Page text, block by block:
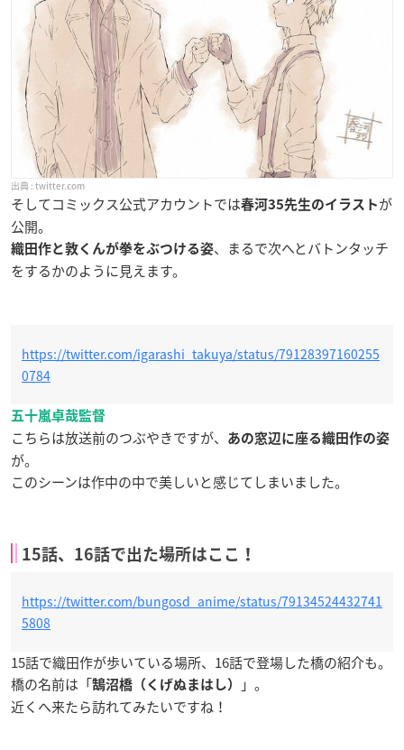
twitter.com
そしてコミックス公式アカウントでは春河35先生のイラスト が
公開。
織田作と敦くんが拳をぶつける姿、まるで次へとバトンタッチ
をするかのように見えます。
https://twitter.com/igarashi_takuya/status/79128397160255
0784
五十嵐卓哉監督
こちらは放送前のつぶやきですが、 あの窓辺に座る織田作の姿
が。
このシーンは作中の中で美しいと感じてしまいました。
15話、16話で出た場所はここ！
https://twitter.com/bungosd_anime/status/79134524432741
5808
15話で織田作が歩いている場所、16話で登場した橋の紹介も。
橋の名前は「鵠沼橋（くげぬまはし）
」。
近くへ来たら訪れてみたいですね！